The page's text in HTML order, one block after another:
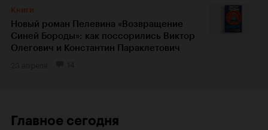
Книги
Новый роман Пелевина «Возвращение
Синей Бороды»: как поссорились Виктор
Олегович и Константин Параклетович
Главное сегодня